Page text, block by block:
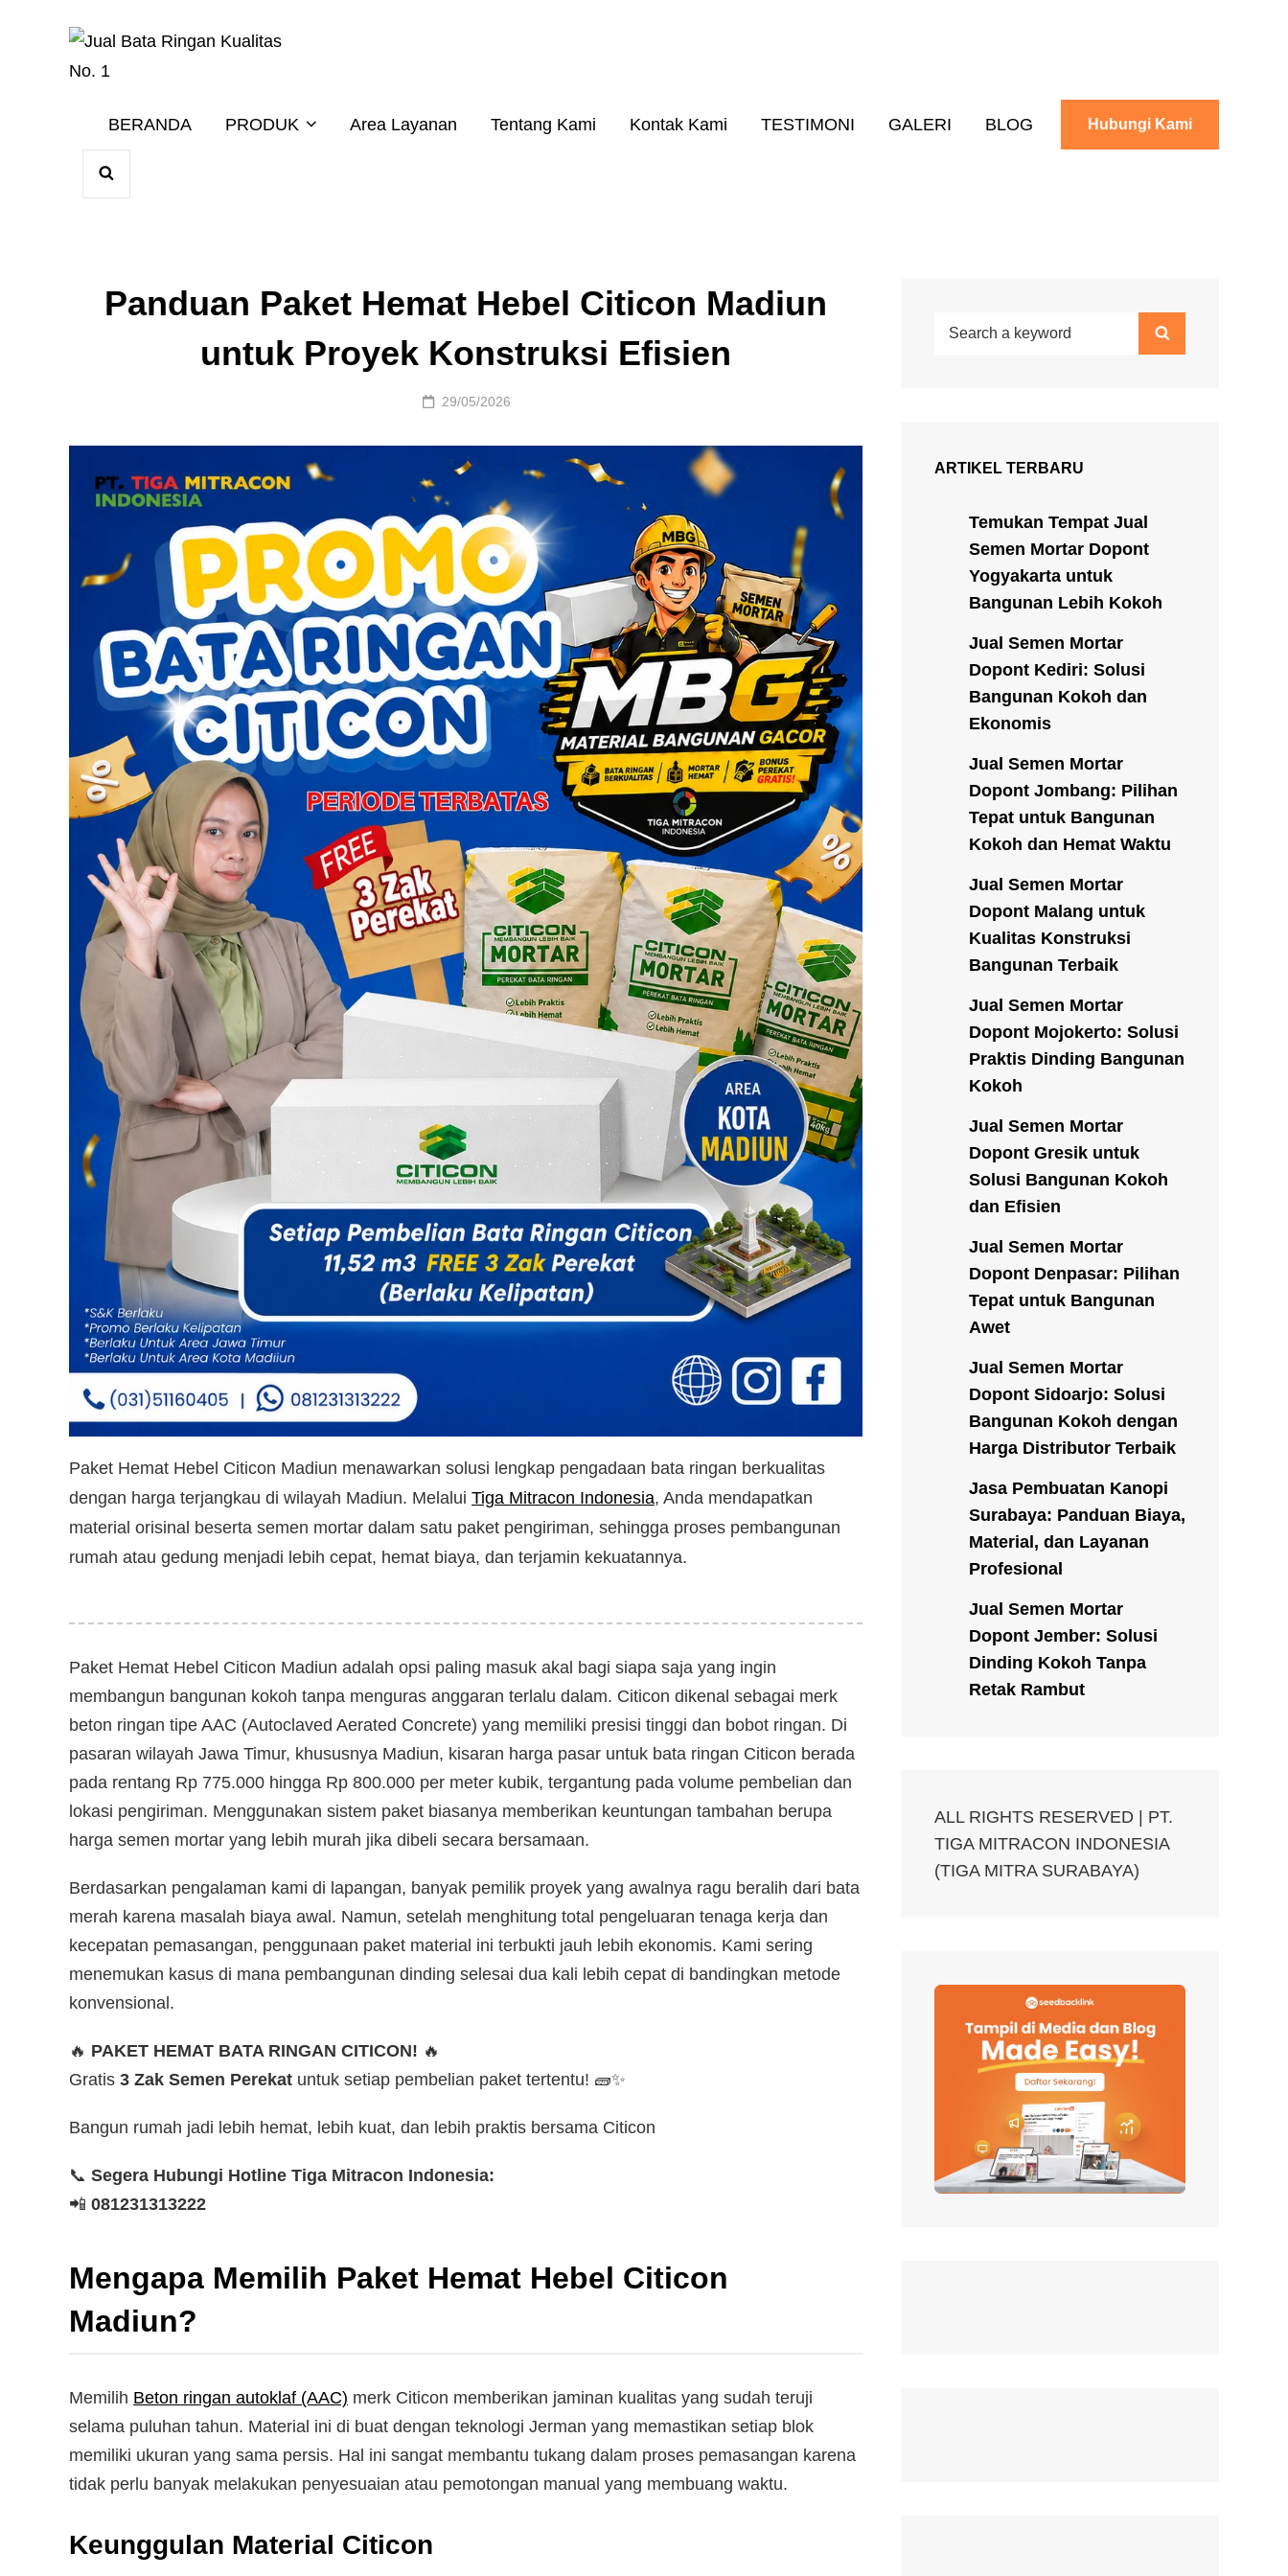
BERANDA PRODUK Area Layanan Tentang Kami Kontak Kami TESTIMONI GALERI BLOG Hubungi Kami
Panduan Paket Hemat Hebel Citicon Madiun
untuk Proyek Konstruksi Efisien
Posted
29/05/2026
Paket Hemat Hebel Citicon Madiun menawarkan solusi lengkap pengadaan bata ringan berkualitas
dengan harga terjangkau di wilayah Madiun. Melalui Tiga Mitracon Indonesia, Anda mendapatkan
material orisinal beserta semen mortar dalam satu paket pengiriman, sehingga proses pembangunan
rumah atau gedung menjadi lebih cepat, hemat biaya, dan terjamin kekuatannya.
Paket Hemat Hebel Citicon Madiun adalah opsi paling masuk akal bagi siapa saja yang ingin
membangun bangunan kokoh tanpa menguras anggaran terlalu dalam. Citicon dikenal sebagai merk
beton ringan tipe AAC (Autoclaved Aerated Concrete) yang memiliki presisi tinggi dan bobot ringan. Di
pasaran wilayah Jawa Timur, khususnya Madiun, kisaran harga pasar untuk bata ringan Citicon berada
pada rentang Rp 775.000 hingga Rp 800.000 per meter kubik, tergantung pada volume pembelian dan
lokasi pengiriman. Menggunakan sistem paket biasanya memberikan keuntungan tambahan berupa
harga semen mortar yang lebih murah jika dibeli secara bersamaan.
Berdasarkan pengalaman kami di lapangan, banyak pemilik proyek yang awalnya ragu beralih dari bata
merah karena masalah biaya awal. Namun, setelah menghitung total pengeluaran tenaga kerja dan
kecepatan pemasangan, penggunaan paket material ini terbukti jauh lebih ekonomis. Kami sering
menemukan kasus di mana pembangunan dinding selesai dua kali lebih cepat di bandingkan metode
konvensional.
🔥 PAKET HEMAT BATA RINGAN CITICON! 🔥
Gratis 3 Zak Semen Perekat untuk setiap pembelian paket tertentu! 🧱✨
Bangun rumah jadi lebih hemat, lebih kuat, dan lebih praktis bersama Citicon
📞 Segera Hubungi Hotline Tiga Mitracon Indonesia:
📲 081231313222
Mengapa Memilih Paket Hemat Hebel Citicon
Madiun?
Memilih Beton ringan autoklaf (AAC) merk Citicon memberikan jaminan kualitas yang sudah teruji
selama puluhan tahun. Material ini di buat dengan teknologi Jerman yang memastikan setiap blok
memiliki ukuran yang sama persis. Hal ini sangat membantu tukang dalam proses pemasangan karena
tidak perlu banyak melakukan penyesuaian atau pemotongan manual yang membuang waktu.
Keunggulan Material Citicon
Search
ARTIKEL TERBARU
Temukan Tempat Jual
Semen Mortar Dopont
Yogyakarta untuk
Bangunan Lebih Kokoh
Jual Semen Mortar
Dopont Kediri: Solusi
Bangunan Kokoh dan
Ekonomis
Jual Semen Mortar
Dopont Jombang: Pilihan
Tepat untuk Bangunan
Kokoh dan Hemat Waktu
Jual Semen Mortar
Dopont Malang untuk
Kualitas Konstruksi
Bangunan Terbaik
Jual Semen Mortar
Dopont Mojokerto: Solusi
Praktis Dinding Bangunan
Kokoh
Jual Semen Mortar
Dopont Gresik untuk
Solusi Bangunan Kokoh
dan Efisien
Jual Semen Mortar
Dopont Denpasar: Pilihan
Tepat untuk Bangunan
Awet
Jual Semen Mortar
Dopont Sidoarjo: Solusi
Bangunan Kokoh dengan
Harga Distributor Terbaik
Jasa Pembuatan Kanopi
Surabaya: Panduan Biaya,
Material, dan Layanan
Profesional
Jual Semen Mortar
Dopont Jember: Solusi
Dinding Kokoh Tanpa
Retak Rambut
ALL RIGHTS RESERVED | PT.
TIGA MITRACON INDONESIA
(TIGA MITRA SURABAYA)